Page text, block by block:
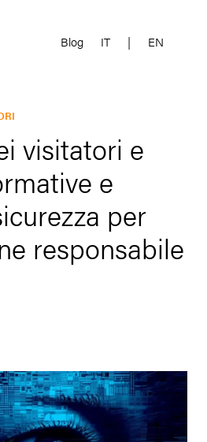
Blog IT | EN
visitatori e
e
per
responsabile